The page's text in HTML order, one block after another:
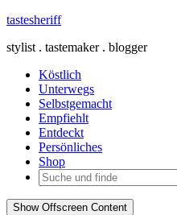
tastesheriff
stylist . tastemaker . blogger
Köstlich
Unterwegs
Selbstgemacht
Empfiehlt
Entdeckt
Persönliches
Shop
Show Offscreen Content